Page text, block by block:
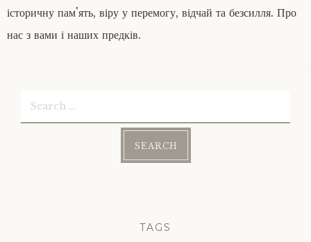
історичну пам'ять, віру у перемогу, відчай та безсилля. Про
нас з вами і наших предків.
TAGS